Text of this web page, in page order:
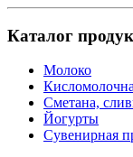
Каталог
Молоко
Сметана,
Йогурты
Сувенирная